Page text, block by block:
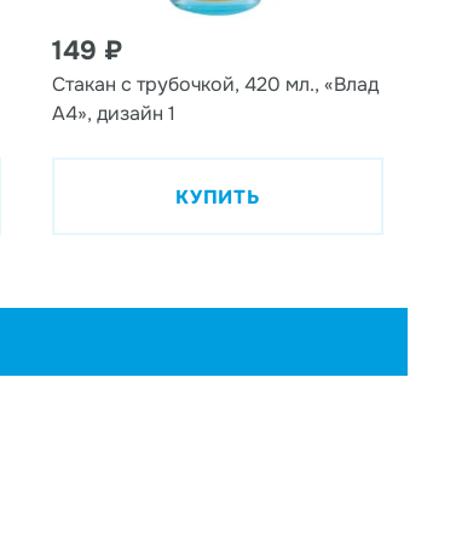
149 ₽
Стакан с трубочкой, 420 мл., «Влад
А4», дизайн 1
КУПИТЬ